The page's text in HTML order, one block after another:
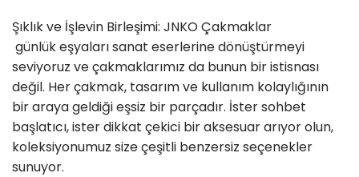
Şıklık ve İşlevin Birleşimi: JNKO Çakmaklar
günlük eşyaları sanat eserlerine dönüştürmeyi
seviyoruz ve çakmaklarımız da bunun bir istisnası
değil. Her çakmak, tasarım ve kullanım kolaylığının
bir araya geldiği eşsiz bir parçadır. İster sohbet
başlatıcı, ister dikkat çekici bir aksesuar arıyor olun,
koleksiyonumuz size çeşitli benzersiz seçenekler
sunuyor.